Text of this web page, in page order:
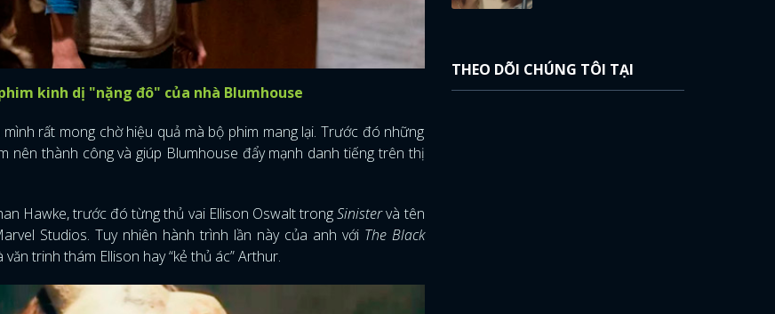
ĐĂNG NHẬP
FACEBOOK GOOGLE
kinh dị "nặng đô" của nhà Blumhouse
rất mong chờ hiệu quả mà bộ phim mang lại. Trước đó những
nên thành công và giúp Blumhouse đẩy mạnh danh tiếng trên thị
Hawke, trước đó từng thủ vai Ellison Oswalt trongSinistervà tên
Studios. Tuy nhiên hành trình lần này của anh với The Black
trinh thám Ellison hay “kẻ thủ ác” Arthur.
THEO DÕI CHÚNG TÔI TẠI